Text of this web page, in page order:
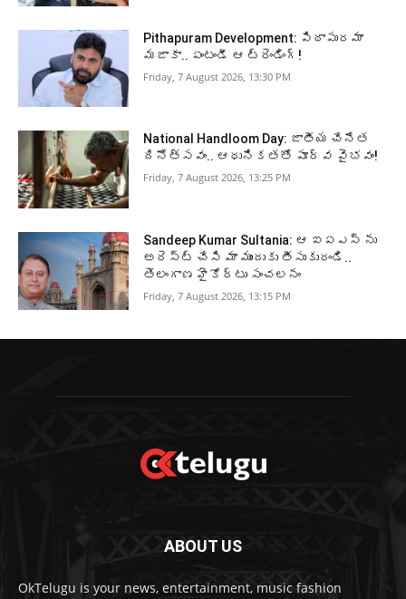
Pithapuram Development: పిఠాపురమా
మజాకా.. ఏంటండీ ఆ ట్రెండింగ్!
Friday, 7 August 2026, 13:30 PM
National Handloom Day: జాతీయ చేనేత
దినోత్సవం.. ఆధునికతతో పూర్వ వైభవం!
Friday, 7 August 2026, 13:25 PM
Sandeep Kumar Sultania: ఆ ఐఏఎస్ ను
అరెస్ట్ చేసి మా ముందుకు తీసుకురండి..
తెలంగాణ హైకోర్టు సంచలనం
Friday, 7 August 2026, 13:15 PM
ABOUT US
OkTelugu is your news, entertainment, music fashion